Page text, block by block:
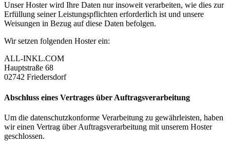
Unser Hoster wird Ihre Daten nur insoweit verarbeiten, wie dies zur
Erfüllung seiner Leistungspflichten erforderlich ist und unsere
Weisungen in Bezug auf diese Daten befolgen.
Wir setzen folgenden Hoster ein:
ALL-INKL.COM
Hauptstraße 68
02742 Friedersdorf
Abschluss eines Vertrages über Auftragsverarbeitung
Um die datenschutzkonforme Verarbeitung zu gewährleisten, haben
wir einen Vertrag über Auftragsverarbeitung mit unserem Hoster
geschlossen.